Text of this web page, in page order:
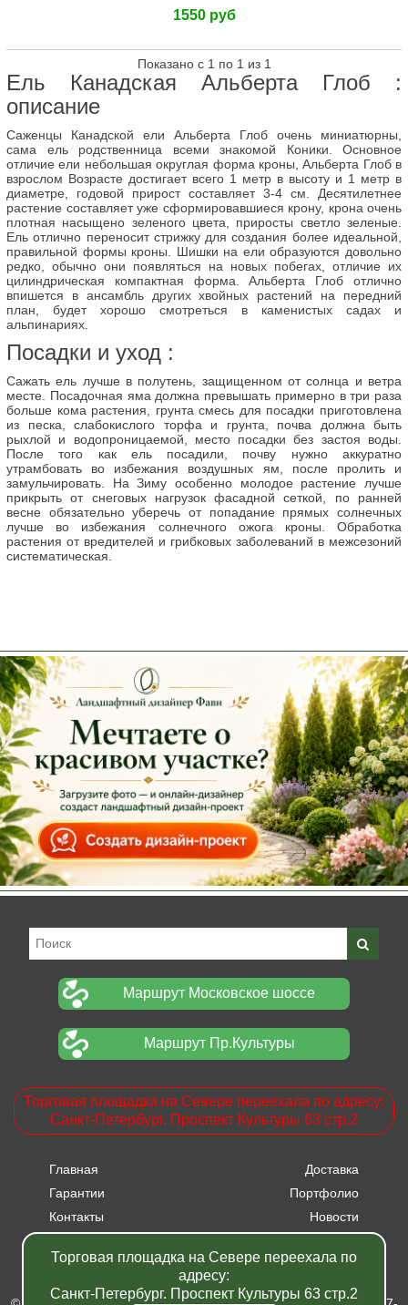
1550 руб
Показано с 1 по 1 из 1
Ель Канадская Альберта Глоб :
описание
Саженцы Канадской ели Альберта Глоб очень миниатюрны,
сама ель родственница всеми знакомой Коники. Основное
отличие ели небольшая округлая форма кроны, Альберта Глоб в
взрослом Возрасте достигает всего 1 метр в высоту и 1 метр в
диаметре, годовой прирост составляет 3-4 см. Десятилетнее
растение составляет уже сформировавшиеся крону, крона очень
плотная насыщено зеленого цвета, приросты светло зеленые.
Ель отлично переносит стрижку для создания более идеальной,
правильной формы кроны. Шишки на ели образуются довольно
редко, обычно они появляться на новых побегах, отличие их
цилиндрическая компактная форма. Альберта Глоб отлично
впишется в ансамбль других хвойных растений на передний
план, будет хорошо смотреться в каменистых садах и
альпинариях.
Посадки и уход :
Сажать ель лучше в полутень, защищенном от солнца и ветра
месте. Посадочная яма должна превышать примерно в три раза
больше кома растения, грунта смесь для посадки приготовлена
из песка, слабокислого торфа и грунта, почва должна быть
рыхлой и водопроницаемой, место посадки без застоя воды.
После того как ель посадили, почву нужно аккуратно
утрамбовать во избежания воздушных ям, после пролить и
замульчировать. На Зиму особенно молодое растение лучше
прикрыть от снеговых нагрузок фасадной сеткой, по ранней
весне обязательно уберечь от попадание прямых солнечных
лучше во избежания солнечного ожога кроны. Обработка
растения от вредителей и грибковых заболеваний в межсезоний
систематическая.
Маршрут Московское шоссе
Маршрут Пр.Культуры
Торговая площадка на Севере переехала по адресу:
Санкт-Петербург. Проспект Культуры 63 стр.2
Главная
Доставка
Гарантии
Портфолио
Контакты
Новости
Акции
Торговая площадка на Севере переехала по
адресу:
Санкт-Петербург. Проспект Культуры 63 стр.2